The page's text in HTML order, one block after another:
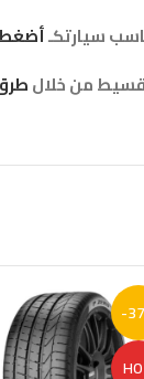
من خلال
-